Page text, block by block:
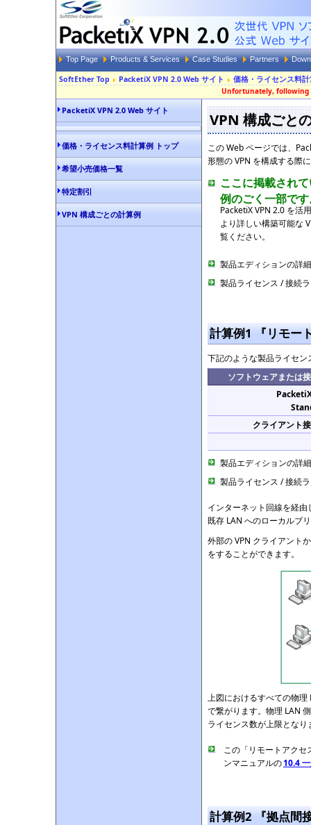
Top Page Products & Services Case Studies Partners
SoftEther Top PacketiX VPN 2.0 Web サイト
価格・ライセンス料
Unfortunately, following
PacketiX VPN 2.0 Web サイト
価格・ライセンス料計算例 トップ
希望小売価格一覧
特定割引
VPN 構成ごとの計算例
VPN 構成ごと
この Web ページでは、
形態の VPN を構成する際
ここに掲載され
例のごく一部です
PacketiX VPN 2.0 を活
より詳しい構築可能な
覧ください。
製品エディションの詳
製品ライセンス / 接続
計算例1 『リモー
下記のような製品ライセ
ソフトウェアまたは
クライアント
製品エディションの詳
製品ライセンス / 接続
インターネット回線を経
既存 LAN へのローカルブ
外部の VPN クライアント
をすることができます。
上図におけるすべての物理
で繋がります。物理 LAN
ライセンス数が上限となり
この「リモートアクセ
ンマニュアルの10.4
計算例2 『拠点間